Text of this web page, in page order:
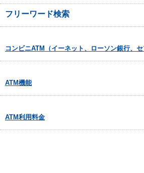
フリーワード検索
コンビニATM（イーネット、ローソン銀行、セ
ATM機能
ATM利用料金